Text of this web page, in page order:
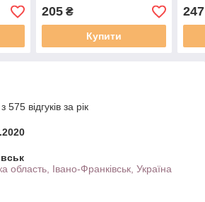
205₴
Купити
247
відгуків за рік
область, Івано-Франківськ, Україна